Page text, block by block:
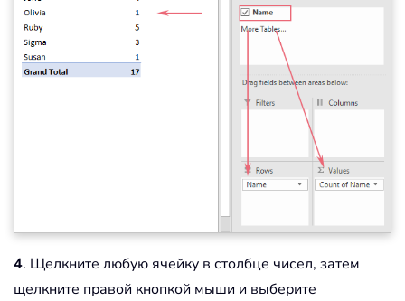
4. Щелкните любую ячейку в столбце чисел, затем
щелкните правой кнопкой мыши и выберите